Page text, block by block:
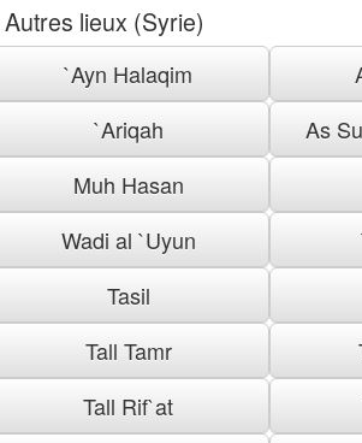
Autres lieux (Syrie)
`Ayn Halaqim
`Ariqah
As
Muh Hasan
Wadi al `Uyun
Tasil
Tall Tamr
Tall Rif`at